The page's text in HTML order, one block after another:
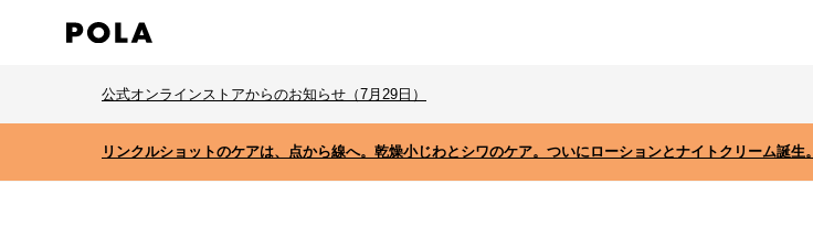
公式オンラインストアからのお知らせ（7月29日）
リンクルショットのケアは、点から線へ。乾燥小じわとシワのケア。ついにローションとナイトクリーム誕生。